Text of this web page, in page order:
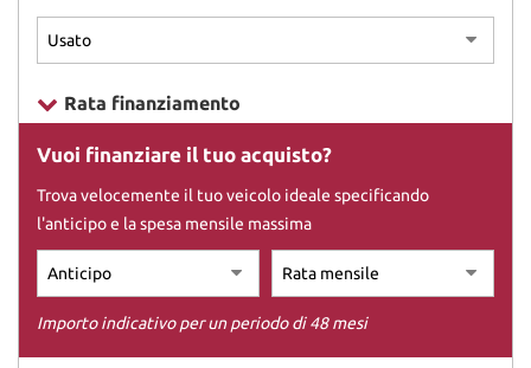
CONTATTI
Rata finanziamento
Vuoi finanziare il tuo acquisto?
Trova velocemente il tuo veicolo ideale specificando
l'anticipo e la spesa mensile massima
Importo indicativo per un periodo di 48 mesi